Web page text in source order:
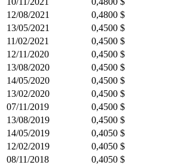
12/08/2021
0,4800 $
13/05/2021
0,4500 $
11/02/2021
0,4500 $
12/11/2020
0,4500 $
13/08/2020
0,4500 $
14/05/2020
0,4500 $
13/02/2020
0,4500 $
07/11/2019
0,4500 $
13/08/2019
0,4500 $
14/05/2019
0,4050 $
12/02/2019
0,4050 $
08/11/2018
0,4050 $